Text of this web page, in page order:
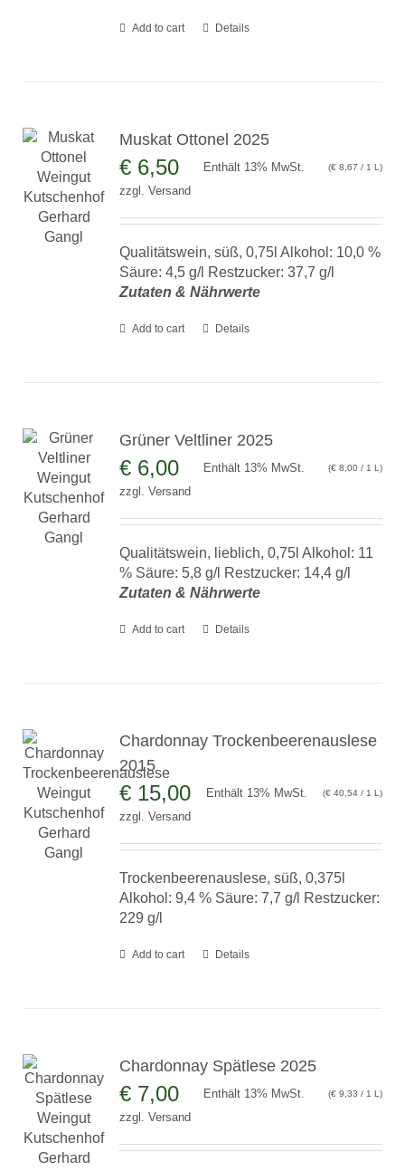
Add to cart Details
Muskat Ottonel 2025
€ 6,50 Enthält 13% MwSt. (€8,67 / 1 L)
zzgl.Versand
Qualitätswein, süß, 0,75l Alkohol: 10,0 %
Säure: 4,5 g/l Restzucker: 37,7 g/l
Zutaten & Nährwerte
Add to cart Details
Grüner Veltliner 2025
€ 6,00 Enthält 13% MwSt. (€8,00/ 1 L)
zzgl.Versand
Qualitätswein, lieblich, 0,75l Alkohol: 11
% Säure: 5,8 g/l Restzucker: 14,4 g/l
Zutaten & Nährwerte
Add to cart Details
Chardonnay Trockenbeerenauslese
2015
€ 15,00 Enthält 13% MwSt. (€40,54/ 1 L)
zzgl.Versand
Trockenbeerenauslese, süß, 0,375l
Alkohol: 9,4 % Säure: 7,7 g/l Restzucker:
229 g/l
Add to cart Details
Chardonnay Spätlese 2025
€ 7,00 Enthält 13% MwSt. (€9,33 / 1 L)
zzgl.Versand